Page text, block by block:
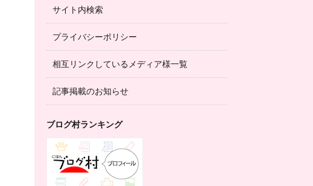
サイト内検索
プライバシーポリシー
相互リンクしているメディア様一覧
記事掲載のお知らせ
ブログ村ランキング